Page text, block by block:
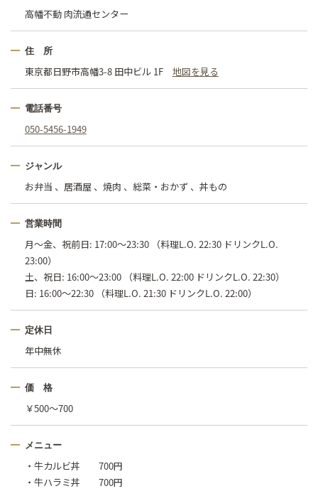
高幡不動 肉流通センター
住 所
東京都日野市高幡3-8 田中ビル 1F 地図を見る
電話番号
050-5456-1949
ジャンル
お弁当 、居酒屋 、焼肉 、総菜・おかず 、丼もの
営業時間
月～金、祝前日: 17:00～23:30 （料理L.O. 22:30 ドリンクL.O.
23:00）
土、祝日: 16:00～23:00 （料理L.O. 22:00 ドリンクL.O. 22:30）
日: 16:00～22:30 （料理L.O. 21:30 ドリンクL.O. 22:00）
定休日
年中無休
価 格
￥500〜700
メニュー
・牛カルビ丼 700円
・牛ハラミ丼 700円